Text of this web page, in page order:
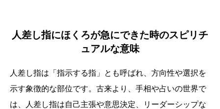
人差し指にほくろが急にできた時のスピリチ
ュアルな意味
人差し指は「指示する指」とも呼ばれ、方向性や選択を
示す象徴的な部位です。古来より、手相や占いの世界で
は、人差し指は自己主張や意思決定、リーダーシップな